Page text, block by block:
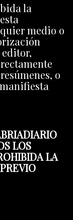
la
medio o
o
LOS
LA